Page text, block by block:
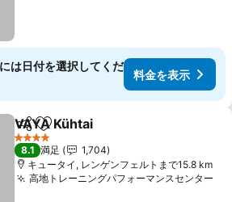
は日付を選択してくだ
料金を表示
シェアお気に入りに追加
VAYA Kühtai
4 ホテルのランク
8.1 満足
1,704
キュータイ, レンゲンフェルトまで15.8 km
高地トレーニングパフォーマンスセンター